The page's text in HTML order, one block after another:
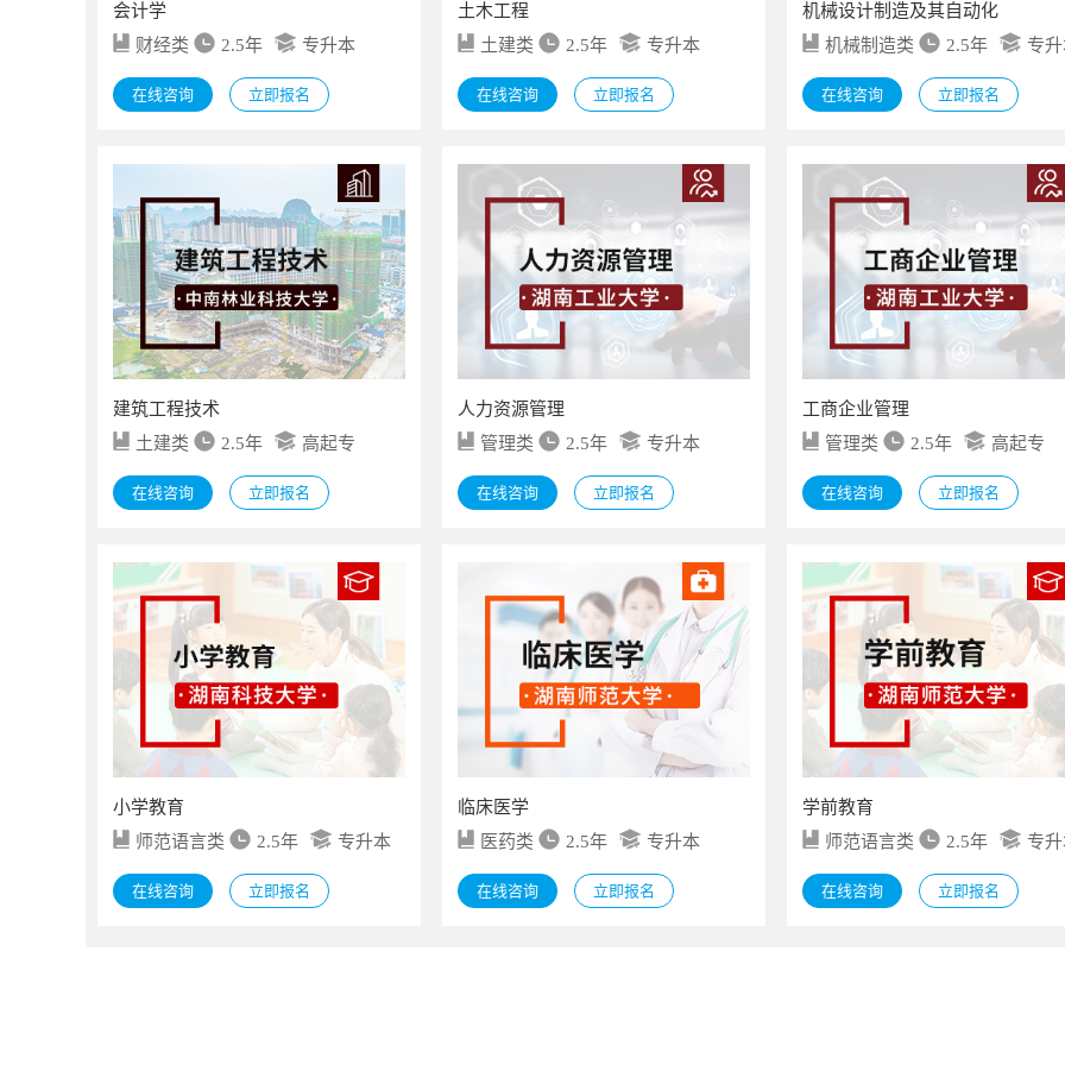
会计学
财经类
2.5年 专升本
在线咨询 立即报名
土木工程
土建类
2.5年 专升本
在线咨询 立即报名
机械设计制造及其自动化
机械制造类
2.5年 专
在线咨询 立即报名
建筑工程技术
土建类
2.5年 高起专
在线咨询 立即报名
人力资源管理
管理类
2.5年 专升本
在线咨询 立即报名
工商企业管理
管理类
2.5年 高起专
在线咨询 立即报名
小学教育
师范语言类
2.5年 专升本
在线咨询 立即报名
临床医学
医药类
2.5年 专升本
在线咨询 立即报名
学前教育
师范语言类
2.5年 专
在线咨询 立即报名